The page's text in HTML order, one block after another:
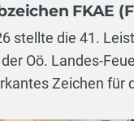
FKAE
stellte die 41.
der Oö. Landes-
Zeichen für